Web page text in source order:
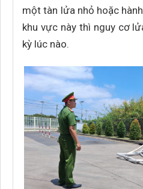
một tàn lửa nhỏ hoặc
khu vực này thì nguy cơ
kỳ lúc nào.